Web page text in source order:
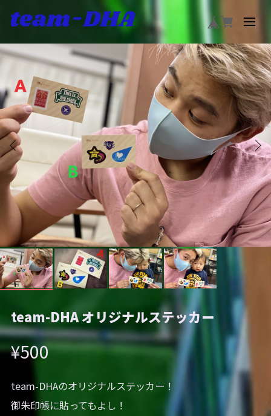
team-DHA オリジナルステッカー
¥500
team-DHAのオリジナルステッカー！
御朱印帳に貼ってもよし！